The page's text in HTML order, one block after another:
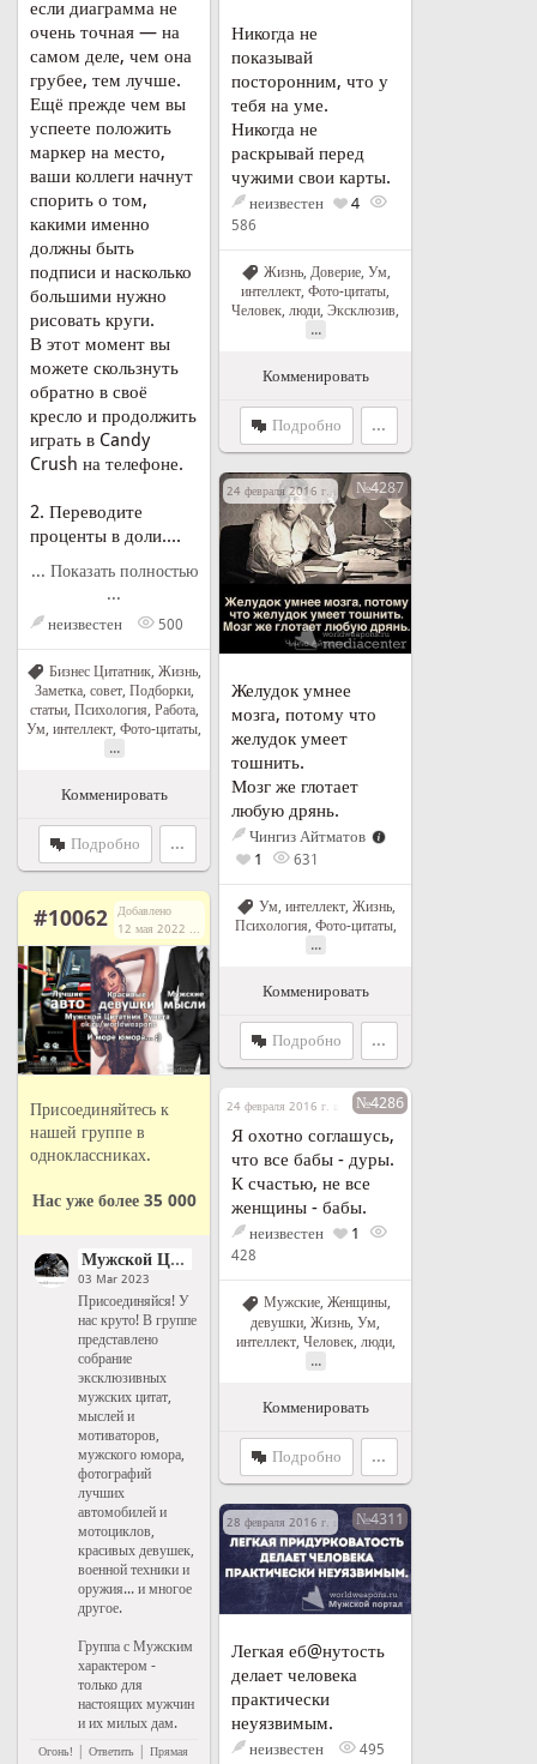
если диаграмма не
очень точная — на
самом деле, чем она
грубее, тем лучше.
Ещё прежде чем вы
успеете положить
маркер на место,
ваши коллеги начнут
спорить о том,
какими именно
должны быть
подписи и насколько
большими нужно
рисовать круги.
В этот момент вы
можете скользнуть
обратно в своё
кресло и продолжить
играть в Candy
Crush на телефоне.
2. Переводите
проценты в доли....
... Показать полностью
...
неизвестен 500
Бизнес Цитатник Жизнь
Заметка, совет, Подборки,
статьи, Психология, Работа,
Ум, интеллект, Фото-цитаты,
...
Комменировать
Подробно ...
Никогда не
показывай
посторонним, что у
тебя на уме.
Никогда не
раскрывай перед
чужими свои карты.
неизвестен 4
586
Жизнь, Доверие, Ум,
интеллект, Фото-цитаты,
Человек, люди, Эксклюзив,
...
Комменировать
Подробно ...
24 февраля 2016 г. в 23:13№4287
Желудок умнее
мозга, потому что
желудок умеет
тошнить.
Мозг же глотает
любую дрянь.
Чингиз Айтматов
1
631
Ум, интеллект, Жизнь,
Психология, Фото-цитаты,
...
Комменировать
Подробно ...
#10062
Добавлено
12 мая 2022 г. в 14:03
Присоединяйтесь к
нашей группе в
одноклассниках.
Нас уже более 35 000
Мужской Цитатник Рунета
03 Mar 2023
Присоединяйся! У
нас круто! В группе
представлено
собрание
эксклюзивных
мужских цитат,
мыслей и
мотиваторов,
мужского юмора,
фотографий
лучших
автомобилей и
мотоциклов,
красивых девушек,
военной техники и
оружия... и многое
другое.
Группа с Мужским
характером -
только для
настоящих мужчин
и их милых дам.
Огонь! | Ответить | Прямая
24 февраля 2016 г. в 23:02№4286
Я охотно соглашусь,
что все бабы - дуры.
К счастью, не все
женщины - бабы.
неизвестен 1
428
Мужские, Женщины,
девушки Жизнь Ум,
интеллект, Человек, люди,
...
Комменировать
Подробно ...
28 февраля 2016 г. в 20:13№4311
Легкая еб@нутость
делает человека
практически
неуязвимым.
неизвестен 495